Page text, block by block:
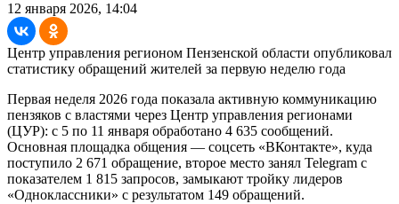
12 января 2026, 14:04
Центр управления регионом Пензенской области опубликовал
статистику обращений жителей за первую неделю года
Первая неделя 2026 года показала активную коммуникацию
пензяков с властями через Центр управления регионами
(ЦУР): с 5 по 11 января обработано 4 635 сообщений.
Основная площадка общения — соцсеть «ВКонтакте», куда
поступило 2 671 обращение, второе место занял Telegram с
показателем 1 815 запросов, замыкают тройку лидеров
«Одноклассники» с результатом 149 обращений.